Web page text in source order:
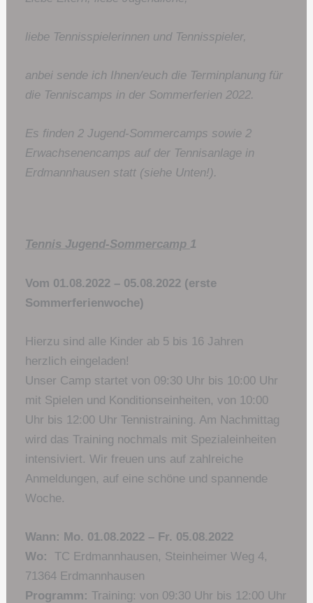
liebe Tennisspielerinnen und Tennisspieler,
anbei sende ich Ihnen/euch die Terminplanung für
die Tenniscamps in der Sommerferien 2022.
Es finden 2 Jugend-Sommercamps sowie 2
Erwachsenencamps auf der Tennisanlage in
Erdmannhausen statt (siehe Unten!).
Tennis Jugend-Sommercamp 1
Vom 01.08.2022 – 05.08.2022 (erste
Sommerferienwoche)
Hierzu sind alle Kinder ab 5 bis 16 Jahren
herzlich eingeladen!
Unser Camp startet von 09:30 Uhr bis 10:00 Uhr
mit Spielen und Konditionseinheiten, von 10:00
Uhr bis 12:00 Uhr Tennistraining. Am Nachmittag
wird das Training nochmals mit Spezialeinheiten
intensiviert. Wir freuen uns auf zahlreiche
Anmeldungen, auf eine schöne und spannende
Woche.
Wann: Mo. 01.08.2022 – Fr. 05.08.2022
Wo:
TC Erdmannhausen, Steinheimer Weg 4,
71364 Erdmannhausen
Programm: Training: von 09:30 Uhr bis 12:00 Uhr